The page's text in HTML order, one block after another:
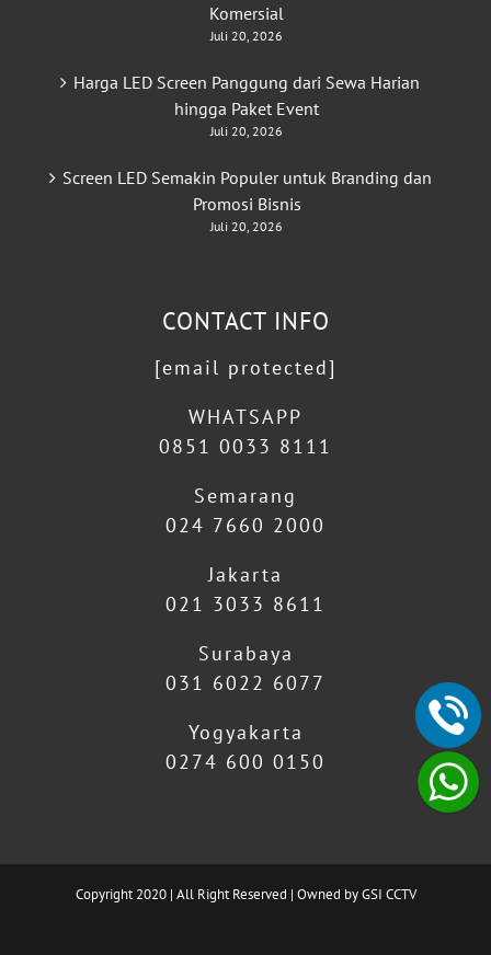
Komersial
Juli 20, 2026
Harga LED Screen Panggung dari Sewa Harian
hingga Paket Event
Juli 20, 2026
Screen LED Semakin Populer untuk Branding dan
Promosi Bisnis
Juli 20, 2026
CONTACT INFO
[email protected]
WHATSAPP
0851 0033 8111
Semarang
024 7660 2000
Jakarta
021 3033 8611
Surabaya
031 6022 6077
Yogyakarta
0274 600 0150
Copyright 2020 | All Right Reserved | Owned by GSI CCTV